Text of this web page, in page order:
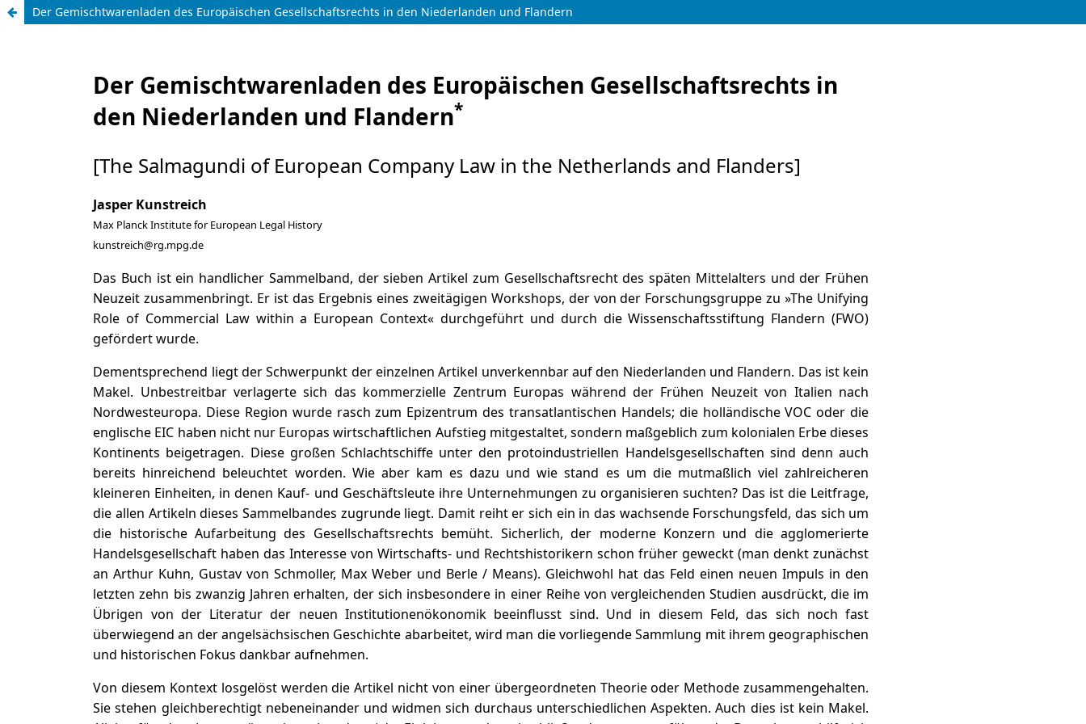
Der Gemischtwarenladen des Europäischen Gesellschaftsrechts in den Niederlanden und Flandern